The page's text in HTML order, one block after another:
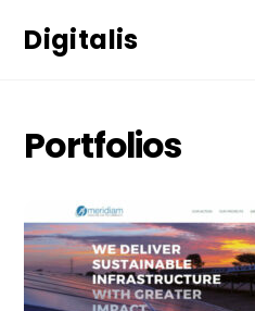
Digitalis
Portfolios